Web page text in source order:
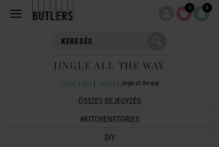
0 0
JINGLE ALL THE WAY
Főoldal Blog Trendek Jingle all the way
ÖSSZES BEJEGYZÉS
#KITCHENSTORIES
DIY